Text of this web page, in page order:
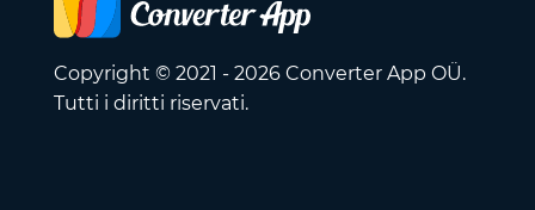
Copyright © 2021 - 2026 Converter App OÜ.
Tutti i diritti riservati.